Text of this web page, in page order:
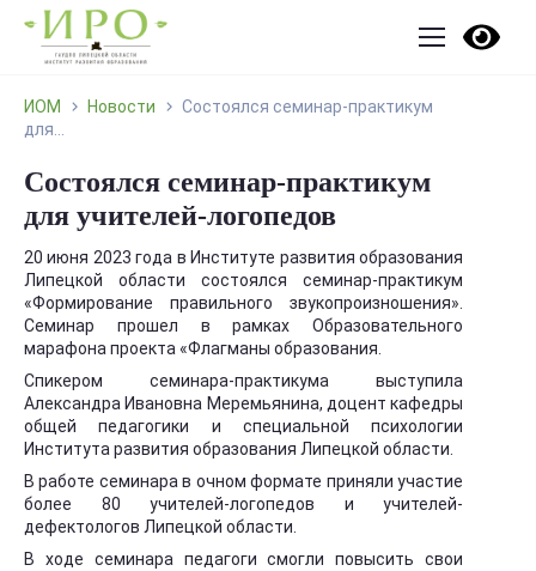
ИОМ Новости
Состоялся семинар-практикум
для...
Состоялся семинар-практикум
для учителей-логопедов
20 июня 2023 года в Институте развития образования
Липецкой области состоялся семинар-практикум
«Формирование правильного звукопроизношения».
Семинар прошел в рамках Образовательного
марафона проекта «Флагманы образования.
Спикером семинара-практикума выступила
Александра Ивановна Меремьянина, доцент кафедры
общей педагогики и специальной психологии
Института развития образования Липецкой области.
В работе семинара в очном формате приняли участие
более 80 учителей-логопедов и учителей-
дефектологов Липецкой области.
В ходе семинара педагоги смогли повысить свои